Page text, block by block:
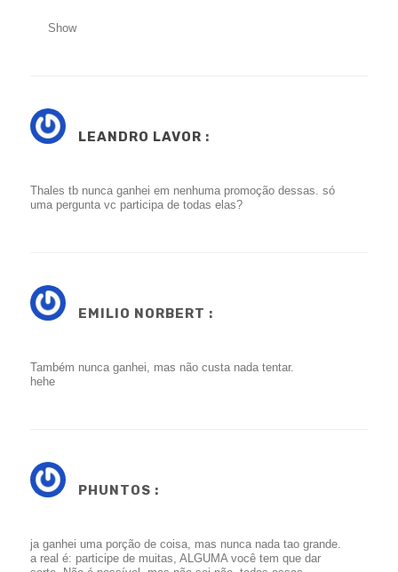
Show
LEANDRO LAVOR :
Thales tb nunca ganhei em nenhuma promoção dessas. só
uma pergunta vc participa de todas elas?
EMILIO NORBERT :
Também nunca ganhei, mas não custa nada tentar.
hehe
PHUNTOS :
ja ganhei uma porção de coisa, mas nunca nada tao grande.
a real é: participe de muitas, ALGUMA você tem que dar